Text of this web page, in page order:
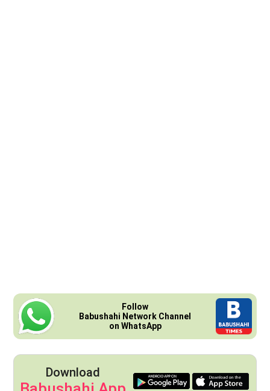
Follow
Babushahi Network Channel
on WhatsApp
Download